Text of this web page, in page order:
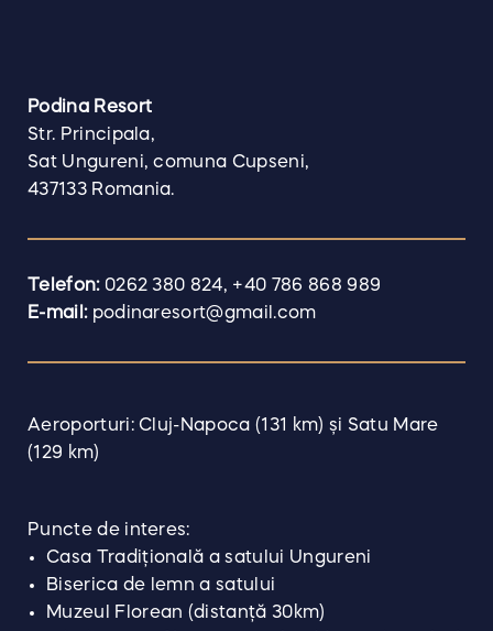
Podina Resort
Str. Principala,
Sat Ungureni, comuna Cupseni,
437133 Romania.
Telefon: 0262 380 824, +40 786 868 989
E-mail: podinaresort@gmail.com
Aeroporturi: Cluj-Napoca (131 km) și Satu Mare
(129 km)
Puncte de interes:
Casa Tradițională a satului Ungureni
Biserica de lemn a satului
Muzeul Florean (distanță 30km)